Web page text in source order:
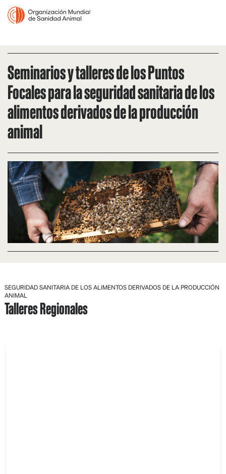
Seminarios y talleres de los Puntos
Focales para la seguridad sanitaria de los
alimentos derivados de la producción
animal
SEGURIDAD SANITARIA DE LOS ALIMENTOS DERIVADOS DE LA PRODUCCIÓN
ANIMAL
Talleres Regionales